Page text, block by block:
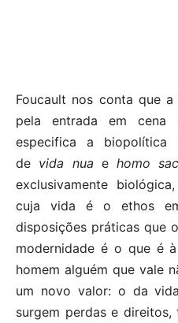
Foucault nos conta que
pela entrada em cena
especifica a
de vida nua ehomo
exclusivamente
cuja vida é o ethos
disposições práticas que
modernidade é o que é
homem alguém que vale
um novo valor: o da
surgem perdas e